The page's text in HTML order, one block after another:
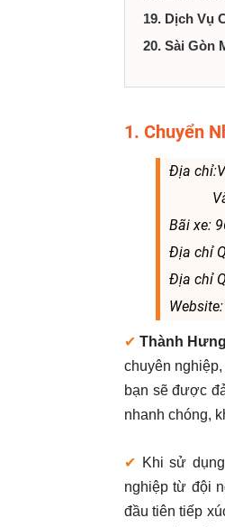
19. Dịch Vụ
20. Sài Gòn
1. Chuyển
Địa
Văn
Bãi xe:
Địa chỉ
Địa chỉ
✔Thành Hưng
chuyên
bạn sẽ được
nhanh chóng,
✔ Khi sử
nghiệp từ đội
đầu tiên tiếp